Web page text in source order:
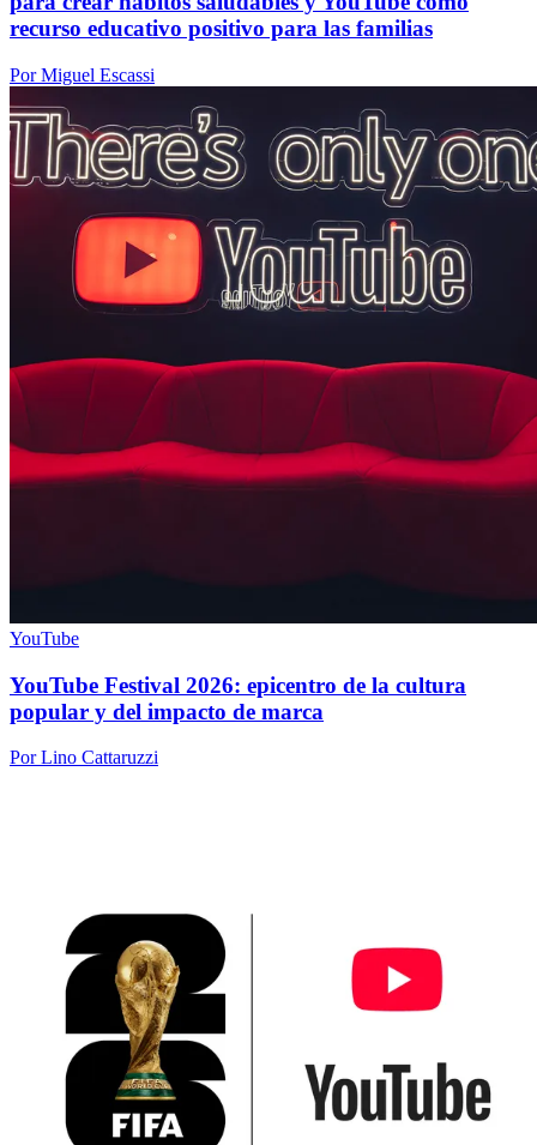
recurso educativo positivo para las familias
Por Miguel Escassi
YouTube
YouTube Festival 2026: epicentro de la cultura
popular y del impacto de marca
Por Lino Cattaruzzi